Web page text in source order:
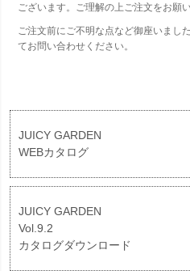
ございます。ご理解の上ご注文をお願
ご注文前にご不明な点など御座いまし
てお問い合わせください。
JUICY GARDEN
WEBカタログ
JUICY GARDEN
Vol.9.2
カタログダウンロード